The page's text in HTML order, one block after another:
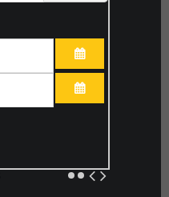
ABRIR EL